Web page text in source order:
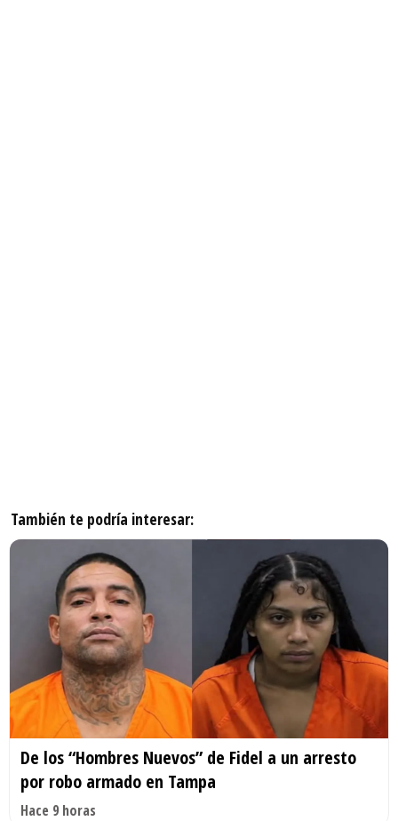
También te podría interesar:
De los “Hombres Nuevos” de Fidel a un arresto
por robo armado en Tampa
Hace 9 horas